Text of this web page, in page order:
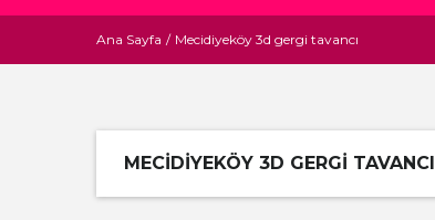
Ana Sayfa / Mecidiyeköy 3d gergi tavancı
MECIDIYEKÖY 3D GERGI TAVANCI